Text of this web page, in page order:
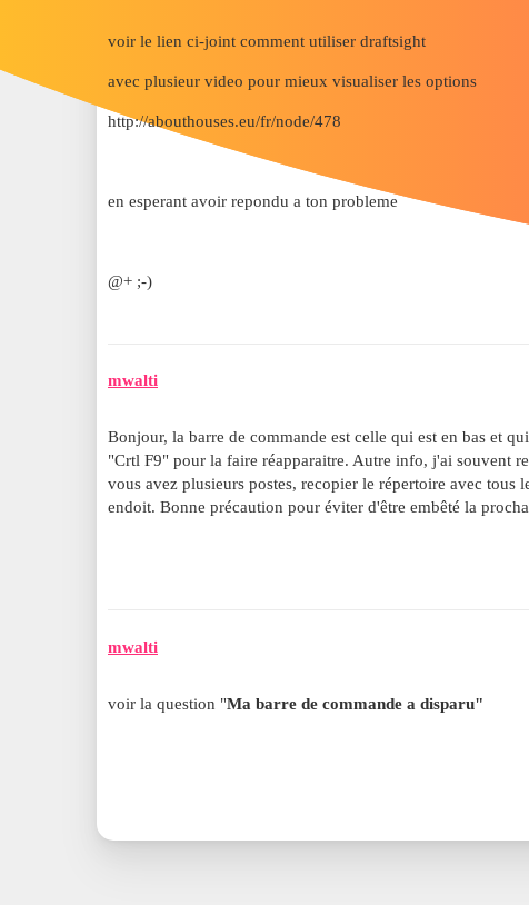
voir le lien ci-joint comment utiliser draftsight
avec plusieur video pour mieux visualiser les options
http://abouthouses.eu/fr/node/478
en esperant avoir repondu a ton probleme
@+ ;-)
mwalti
Bonjour, la barre de commande est celle qui est en bas et
"Crtl F9" pour la faire réapparaitre. Autre info, j'ai souvent
vous avez plusieurs postes, recopier le répertoire avec tous
endoit. Bonne précaution pour éviter d'être embêté la
mwalti
voir la question "Ma barre de commande a disparu"